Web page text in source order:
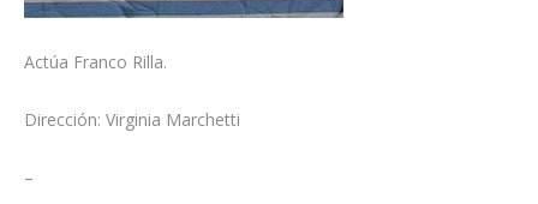
Actúa Franco Rilla.
Dirección: Virginia Marchetti
–